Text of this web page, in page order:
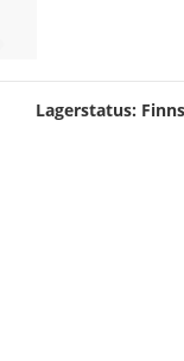
Lagerstatus: